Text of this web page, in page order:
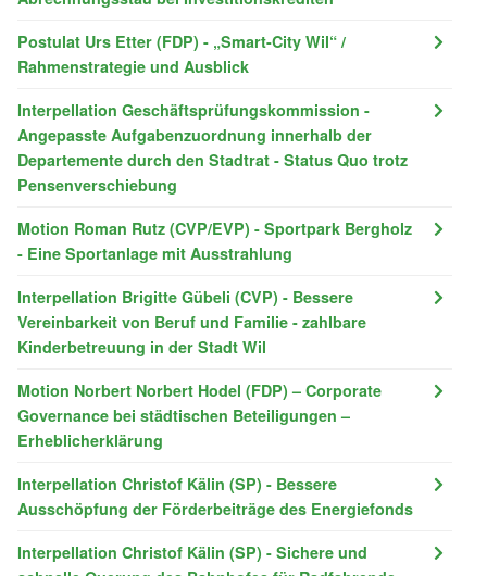
Postulat Urs Etter (FDP) - „Smart-City Wil“ /
Rahmenstrategie und Ausblick
Interpellation Geschäftsprüfungskommission -
Angepasste Aufgabenzuordnung innerhalb der
Departemente durch den Stadtrat - Status Quo trotz
Pensenverschiebung
Motion Roman Rutz (CVP/EVP) - Sportpark Bergholz
- Eine Sportanlage mit Ausstrahlung
Interpellation Brigitte Gübeli (CVP) - Bessere
Vereinbarkeit von Beruf und Familie - zahlbare
Kinderbetreuung in der Stadt Wil
Motion Norbert Norbert Hodel (FDP) – Corporate
Governance bei städtischen Beteiligungen –
Erheblicherklärung
Interpellation Christof Kälin (SP) - Bessere
Ausschöpfung der Förderbeiträge des Energiefonds
Interpellation Christof Kälin (SP) - Sichere und